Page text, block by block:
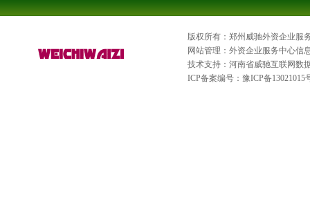
版权所有：郑州威驰外资企业服
网站管理：外资企业服务中心信
技术支持：河南省威驰互联网数
ICP备案编号： 豫ICP备13021015